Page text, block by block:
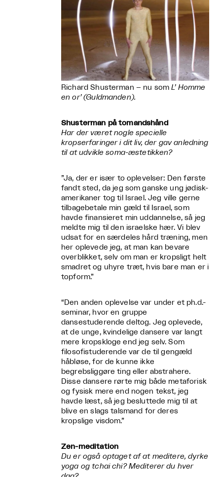
Richard Shusterman – nu somL’ Homme
en or’ (Guldmanden).
Shusterman på tomandshånd
Har der været nogle specielle
kropserfaringer i dit liv, der gav anledning
til at udvikle soma-æstetikken?
”Ja, der er især to oplevelser: Den første
fandt sted, da jeg som ganske ung jødisk-
amerikaner tog til Israel. Jeg ville gerne
tilbagebetale min gæld til Israel, som
havde finansieret min uddannelse, så jeg
meldte mig til den israelske hær. Vi blev
udsat for en særdeles hård træning, men
her oplevede jeg, at man kan bevare
overblikket, selv om man er kropsligt helt
smadret og uhyre træt, hvis bare man er i
topform.”
“Den anden oplevelse var under et ph.d.-
seminar, hvor en gruppe
dansestuderende deltog. Jeg oplevede,
at de unge, kvindelige dansere var langt
mere kropskloge end jeg selv. Som
filosofistuderende var de til gengæld
håbløse, for de kunne ikke
begrebsliggøre ting eller abstrahere.
Disse dansere rørte mig både metaforisk
og fysisk mere end nogen tekst, jeg
havde læst, så jeg besluttede mig til at
blive en slags talsmand for deres
kropslige visdom.”
Zen-meditation
Du er også optaget af at meditere, dyrke
yoga og tchai chi? Mediterer du hver